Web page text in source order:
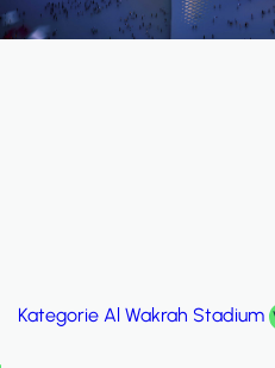
Kategorie Palm Hills Smart Villa